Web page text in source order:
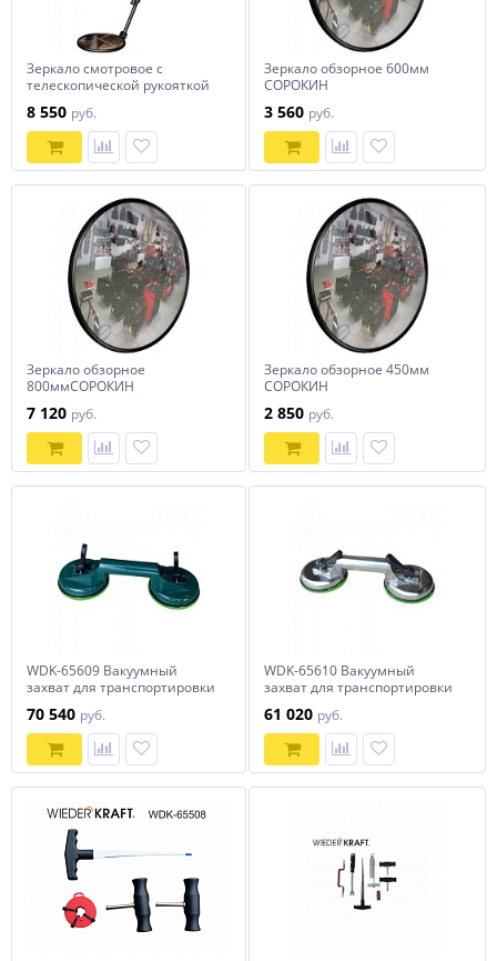
Зеркало смотровое с
телескопической рукояткой
8 550 руб.
Зеркало обзорное 600мм
СОРОКИН
3 560 руб.
Зеркало обзорное
800ммСОРОКИН
7 120 руб.
Зеркало обзорное 450мм
СОРОКИН
2 850 руб.
WDK-65609 Вакуумный
захват для транспортировки
70 540 руб.
WDK-65610 Вакуумный
захват для транспортировки
61 020 руб.